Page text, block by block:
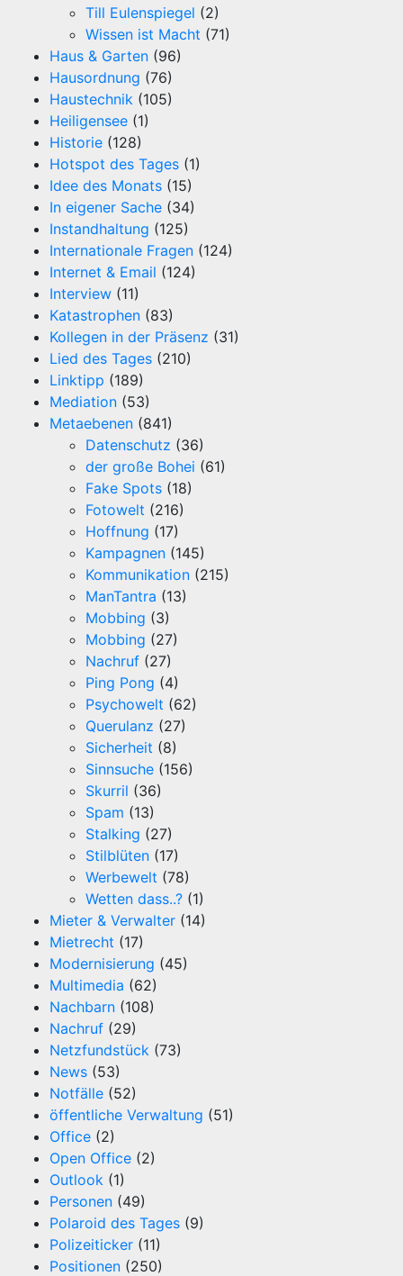
Till Eulenspiegel (2)
Wissen ist Macht (71)
Haus & Garten (96)
Hausordnung (76)
Haustechnik (105)
Heiligensee (1)
Historie (128)
Hotspot des Tages (1)
Idee des Monats (15)
In eigener Sache (34)
Instandhaltung (125)
Internationale Fragen (124)
Internet & Email (124)
Interview (11)
Katastrophen (83)
Kollegen in der Präsenz (31)
Lied des Tages (210)
Linktipp (189)
Mediation (53)
Metaebenen (841)
Datenschutz (36)
der große Bohei (61)
Fake Spots (18)
Fotowelt (216)
Hoffnung (17)
Kampagnen (145)
Kommunikation (215)
ManTantra (13)
Mobbing (3)
Mobbing (27)
Nachruf (27)
Ping Pong (4)
Psychowelt (62)
Querulanz (27)
Sicherheit (8)
Sinnsuche (156)
Skurril (36)
Spam (13)
Stalking (27)
Stilblüten (17)
Werbewelt (78)
Wetten dass..? (1)
Mieter & Verwalter (14)
Mietrecht (17)
Modernisierung (45)
Multimedia (62)
Nachbarn (108)
Nachruf (29)
Netzfundstück (73)
News (53)
Notfälle (52)
öffentliche Verwaltung (51)
Office (2)
Open Office (2)
Outlook (1)
Personen (49)
Polaroid des Tages (9)
Polizeiticker (11)
Positionen (250)